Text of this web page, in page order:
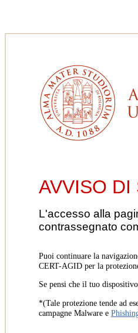
AVVISO DI
L'accesso alla
contrassegnato
Puoi continuare la
CERT-AGID per la
Se pensi che il tuo
*(Tale protezione tende ad
campagne Malware e